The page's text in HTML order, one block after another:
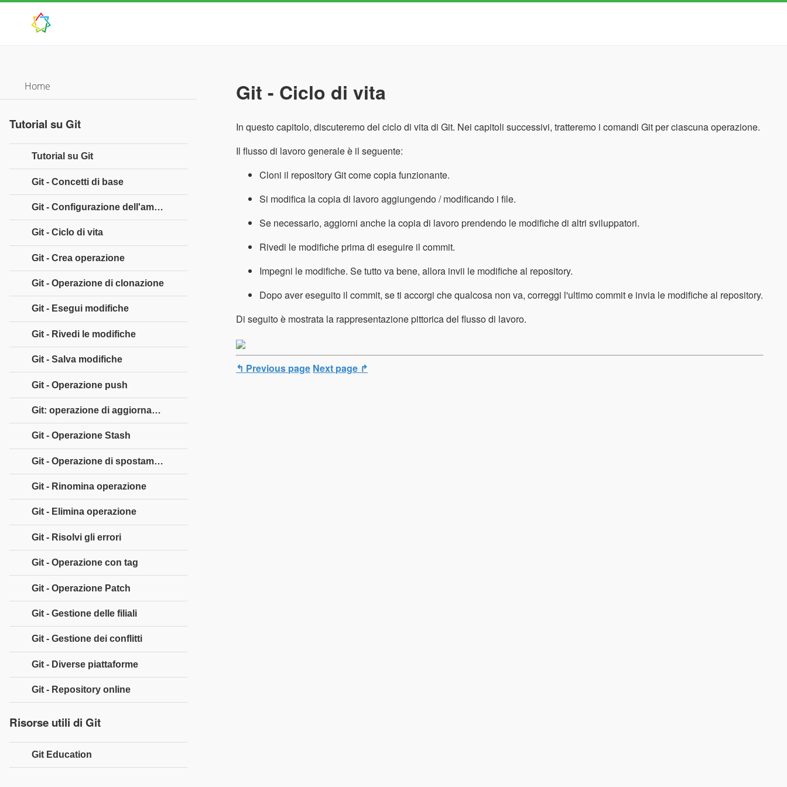
Git - Ciclo di vita
In questo capitolo, discuteremo del ciclo di vita di Git. Nei capitoli successivi, tratteremo i comandi Git per ciascuna operazione.
Il flusso di lavoro generale è il seguente:
Cloni il repository Git come copia funzionante.
Si modifica la copia di lavoro aggiungendo / modificando i file.
Se necessario, aggiorni anche la copia di lavoro prendendo le modifiche di altri sviluppatori.
Rivedi le modifiche prima di eseguire il commit.
Impegni le modifiche. Se tutto va bene, allora invii le modifiche al repository.
Dopo aver eseguito il commit, se ti accorgi che qualcosa non va, correggi l'ultimo commit e invia le modifiche al repository.
Di seguito è mostrata la rappresentazione pittorica del flusso di lavoro.
↰ Previous page Next page ↱
Home
Tutorial su Git
Tutorial su Git
Git - Concetti di base
Git - Configurazione dell'ambiente
Git - Ciclo di vita
Git - Crea operazione
Git - Operazione di clonazione
Git - Esegui modifiche
Git - Rivedi le modifiche
Git - Salva modifiche
Git - Operazione push
Git: operazione di aggiornamento
Git - Operazione Stash
Git - Operazione di spostamento
Git - Rinomina operazione
Git - Elimina operazione
Git - Risolvi gli errori
Git - Operazione con tag
Git - Operazione Patch
Git - Gestione delle filiali
Git - Gestione dei conflitti
Git - Diverse piattaforme
Git - Repository online
Risorse utili di Git
Git Education